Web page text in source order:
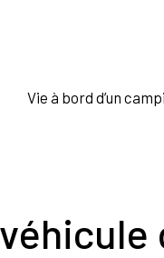
Vie à bord d’un